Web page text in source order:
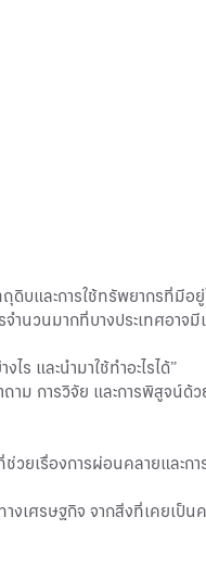
ดิบและการใช้ทรัพยากรที่มีอ
นวนมากที่บางประเทศอาจ
ร และนำมาใช้ทำอะไรได้”
ม การวิจัย และการพิสูจน์ด้
เรื่องการผ่อนคลายและกา
ศรษฐกิจ จากสิ่งที่เคยเป็น